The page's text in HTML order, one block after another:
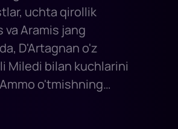
uchta qirollik
Aramis jang
D'Artagnan o'z
Miledi bilan kuchlarini
o'tmishning